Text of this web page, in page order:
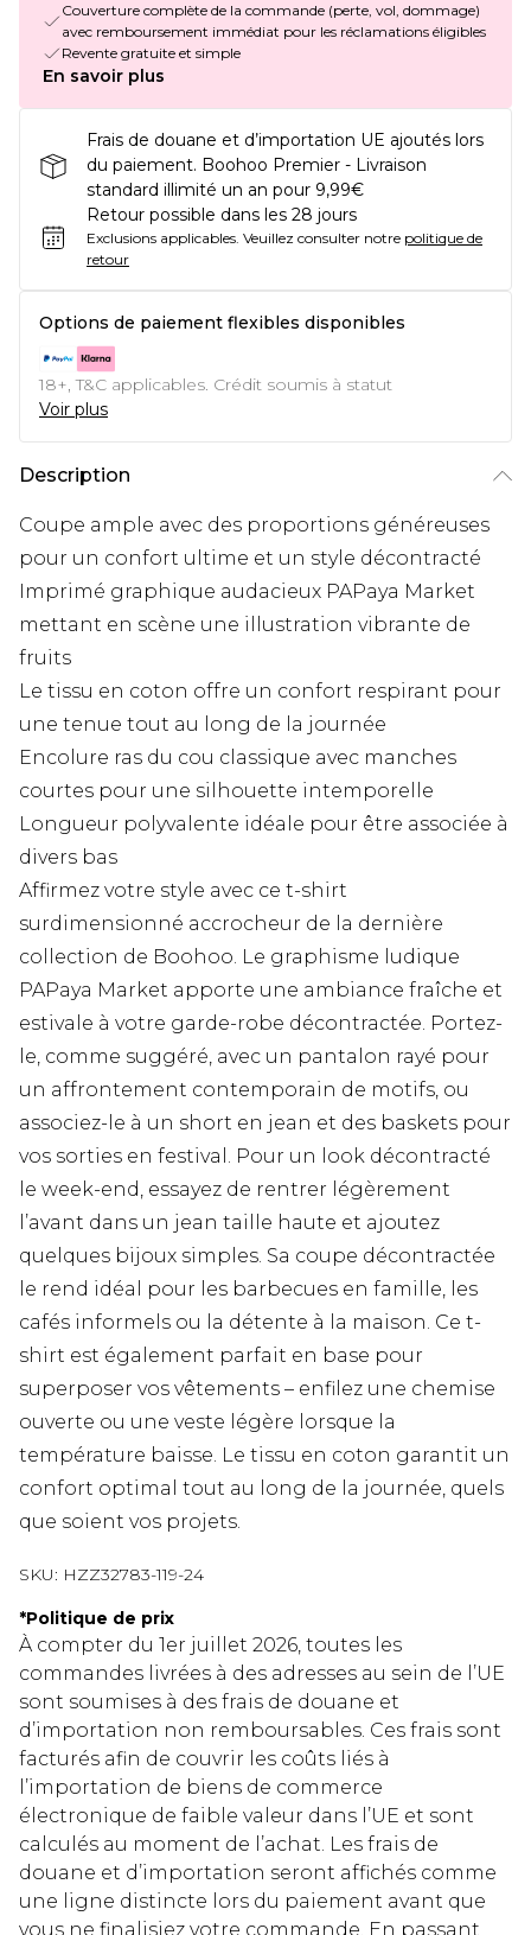
Couverture complète de la commande (perte, vol, dommage)
avec remboursement immédiat pour les réclamations éligibles
Revente gratuite et simple
En savoir plus
Frais de douane et d’importation UE ajoutés lors
du paiement. Boohoo Premier - Livraison
standard illimité un an pour 9,99€
Retour possible dans les 28 jours
Exclusions applicables. Veuillez consulter notre politique de
retour
Options de paiement flexibles disponibles
18+, T&C applicables. Crédit soumis à statut
Voir plus
Description
Coupe ample avec des proportions généreuses
pour un confort ultime et un style décontracté
Imprimé graphique audacieux PAPaya Market
mettant en scène une illustration vibrante de
fruits
Le tissu en coton offre un confort respirant pour
une tenue tout au long de la journée
Encolure ras du cou classique avec manches
courtes pour une silhouette intemporelle
Longueur polyvalente idéale pour être associée à
divers bas
Affirmez votre style avec ce t-shirt
surdimensionné accrocheur de la dernière
collection de Boohoo. Le graphisme ludique
PAPaya Market apporte une ambiance fraîche et
estivale à votre garde-robe décontractée. Portez-
le, comme suggéré, avec un pantalon rayé pour
un affrontement contemporain de motifs, ou
associez-le à un short en jean et des baskets pour
vos sorties en festival. Pour un look décontracté
le week-end, essayez de rentrer légèrement
l’avant dans un jean taille haute et ajoutez
quelques bijoux simples. Sa coupe décontractée
le rend idéal pour les barbecues en famille, les
cafés informels ou la détente à la maison. Ce t-
shirt est également parfait en base pour
superposer vos vêtements – enfilez une chemise
ouverte ou une veste légère lorsque la
température baisse. Le tissu en coton garantit un
confort optimal tout au long de la journée, quels
que soient vos projets.
SKU: HZZ32783-119-24
*Politique de prix
À compter du 1er juillet 2026, toutes les
commandes livrées à des adresses au sein de l’UE
sont soumises à des frais de douane et
d’importation non remboursables. Ces frais sont
facturés afin de couvrir les coûts liés à
l’importation de biens de commerce
électronique de faible valeur dans l’UE et sont
calculés au moment de l’achat. Les frais de
douane et d’importation seront affichés comme
une ligne distincte lors du paiement avant que
vous ne finalisiez votre commande. En passant